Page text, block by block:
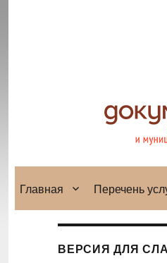
Главная Перечень
ВЕРСИЯ ДЛЯ